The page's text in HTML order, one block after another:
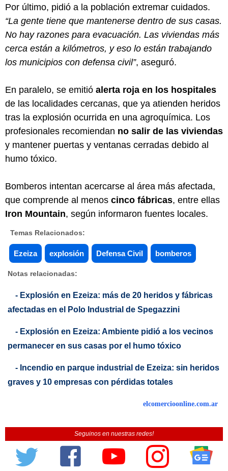
Por último, pidió a la población extremar cuidados.
“La gente tiene que mantenerse dentro de sus casas.
No hay razones para evacuación. Las viviendas más
cerca están a kilómetros, y eso lo están trabajando
los municipios con defensa civil”, aseguró.
En paralelo, se emitió alerta roja en los hospitales
de las localidades cercanas, que ya atienden heridos
tras la explosión ocurrida en una agroquímica. Los
profesionales recomiendan no salir de las viviendas
y mantener puertas y ventanas cerradas debido al
humo tóxico.
Bomberos intentan acercarse al área más afectada,
que comprende al menos cinco fábricas, entre ellas
Iron Mountain, según informaron fuentes locales.
Temas Relacionados:
Ezeiza explosión Defensa Civil bomberos
Notas relacionadas:
- Explosión en Ezeiza: más de 20 heridos y fábricas
afectadas en el Polo Industrial de Spegazzini
- Explosión en Ezeiza: Ambiente pidió a los vecinos
permanecer en sus casas por el humo tóxico
- Incendio en parque industrial de Ezeiza: sin heridos
graves y 10 empresas con pérdidas totales
elcomercioonline.com.ar
Seguinos en nuestras redes!